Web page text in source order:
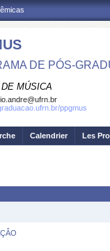
DE PÓS-
MÚSICA
ppgmus
Calendrier Les